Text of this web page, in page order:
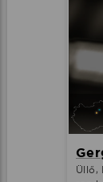
Üllő,